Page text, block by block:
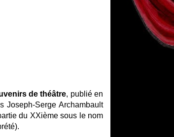
de théâtre, publié en
Joseph-Serge Archambault
du XXième sous le nom